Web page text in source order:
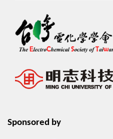
Sponsored by